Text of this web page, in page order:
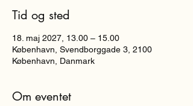
Tid og sted
18. maj 2027, 13.00 – 15.00
København, Svendborggade 3, 2100
København, Danmark
Om eventet